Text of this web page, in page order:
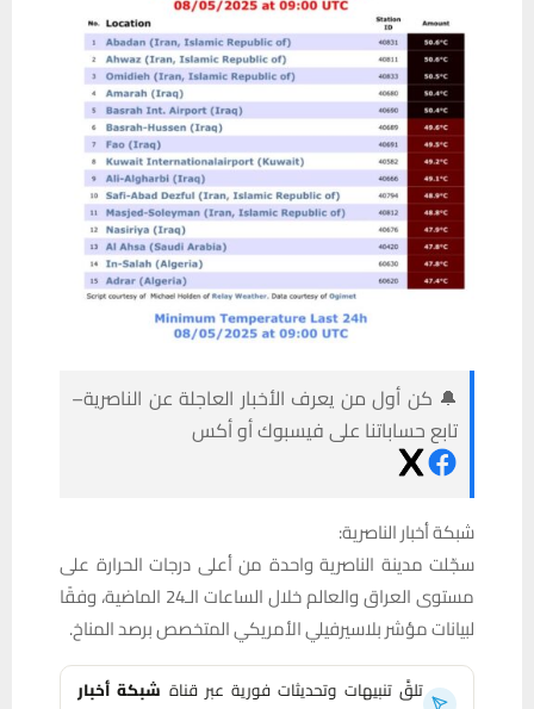
🔔 كن أول من يعرف الأخبار العاجلة عن الناصرية–
تابع حساباتنا على فيسبوك أو أكس
شبكة أخبار الناصرية:
سجّلت مدينة الناصرية واحدة من أعلى درجات الحرارة على
مستوى العراق والعالم خلال الساعات الـ24 الماضية، وفقًا
لبيانات مؤشر بلاسيرفيلي الأمريكي المتخصص برصد المناخ.
تلقَّ تنبيهات وتحديثات فورية عبر قناة شبكة أخبار